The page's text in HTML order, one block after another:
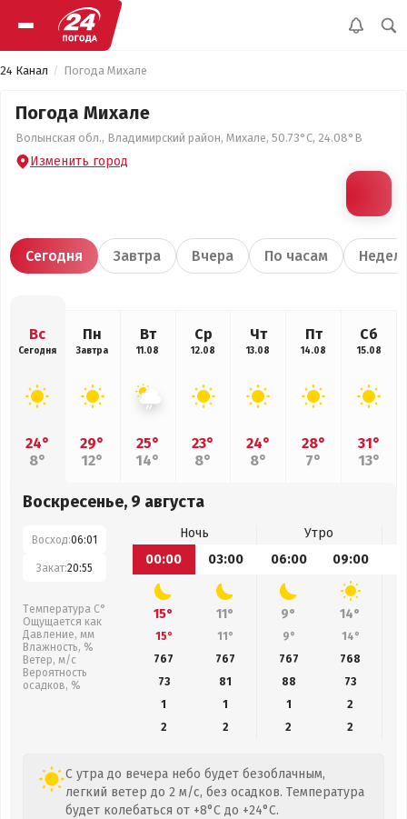
24 Канал Погода Михале
Погода Михале
Волынская обл., Владимирский район, Михале, 50.73°С, 24.08°В
Изменить город
Сегодня Завтра Вчера По часам
Вс
Сегодня
24°
8°
Пн
Завтра
29°
12°
Вт
11.08
25°
14°
Ср
12.08
23°
8°
Чт
13.08
24°
8°
Пт
14.08
28°
7°
Сб
15.08
31°
13°
Воскресенье, 9 августа
Восход:06:01
Закат:20:55
Температура С°
Ощущается как
Давление, мм
Влажность, %
Ветер, м/с
Вероятность
осадков, %
Ночь
Утро
00:00
03:00 06:00 09:00
15° 11° 9° 14°
15° 11° 9° 14°
767
767 767 768
73
81 88 73
1
1 1
2
2
2 2 2
С утра до вечера небо будет безоблачным,
легкий ветер до 2 м/с, без осадков. Температура
будет колебаться от +8°C до +24°C.